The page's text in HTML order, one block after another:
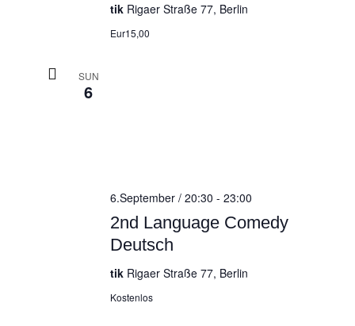
tik Rigaer Straße 77, Berlin
Eur15,00
SUN
6
2nd Language Comedy
Deutsch
6.September / 20:30 - 23:00
tik Rigaer Straße 77, Berlin
Kostenlos